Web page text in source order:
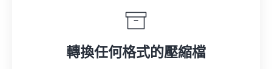
轉換任何格式的壓縮檔